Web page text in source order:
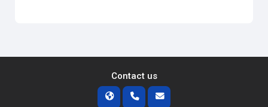
Contact us